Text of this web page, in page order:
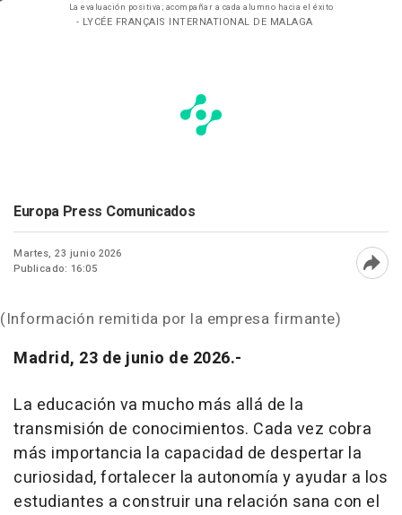
La evaluación positiva; acompañar a cada alumno hacia el éxito
- LYCÉE FRANÇAIS INTERNATIONAL DE MALAGA
Europa Press Comunicados
Martes, 23 junio 2026
Publicado: 16:05
(Información remitida por la empresa firmante)
Madrid, 23 de junio de 2026.-
La educación va mucho más allá de la
transmisión de conocimientos. Cada vez cobra
más importancia la capacidad de despertar la
curiosidad, fortalecer la autonomía y ayudar a los
estudiantes a construir una relación sana con el